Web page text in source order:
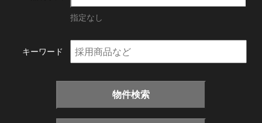
指定なし
キーワード
物件検索